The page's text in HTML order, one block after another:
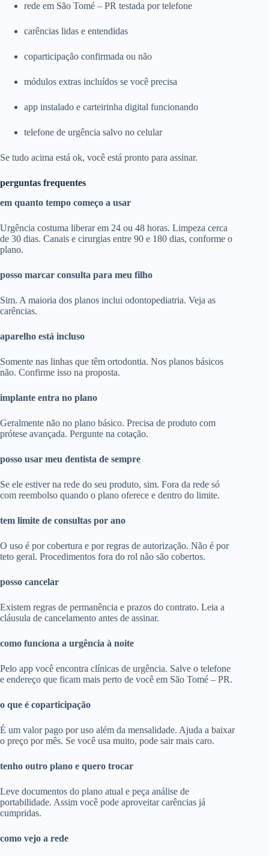
rede em São Tomé – PR testada por telefone
carências lidas e entendidas
coparticipação confirmada ou não
módulos extras incluídos se você precisa
app instalado e carteirinha digital funcionando
telefone de urgência salvo no celular
Se tudo acima está ok, você está pronto para assinar.
perguntas frequentes
em quanto tempo começo a usar
Urgência costuma liberar em 24 ou 48 horas. Limpeza cerca
de 30 dias. Canais e cirurgias entre 90 e 180 dias, conforme o
plano.
posso marcar consulta para meu filho
Sim. A maioria dos planos inclui odontopediatria. Veja as
carências.
aparelho está incluso
Somente nas linhas que têm ortodontia. Nos planos básicos
não. Confirme isso na proposta.
implante entra no plano
Geralmente não no plano básico. Precisa de produto com
prótese avançada. Pergunte na cotação.
posso usar meu dentista de sempre
Se ele estiver na rede do seu produto, sim. Fora da rede só
com reembolso quando o plano oferece e dentro do limite.
tem limite de consultas por ano
O uso é por cobertura e por regras de autorização. Não é por
teto geral. Procedimentos fora do rol não são cobertos.
posso cancelar
Existem regras de permanência e prazos do contrato. Leia a
cláusula de cancelamento antes de assinar.
como funciona a urgência à noite
Pelo app você encontra clínicas de urgência. Salve o telefone
e endereço que ficam mais perto de você em São Tomé – PR.
o que é coparticipação
É um valor pago por uso além da mensalidade. Ajuda a baixar
o preço por mês. Se você usa muito, pode sair mais caro.
tenho outro plano e quero trocar
Leve documentos do plano atual e peça análise de
portabilidade. Assim você pode aproveitar carências já
cumpridas.
como vejo a rede